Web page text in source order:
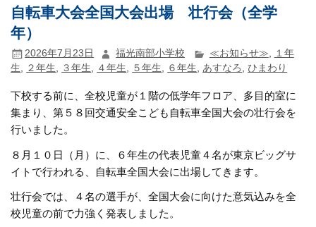
自転車大会全国大会出場 壮行会（全学
年）
2026年7月23日 福光南部小学校 ≪お知らせ≫, １年
生
２年生 ３年生 ４年生 ５年生 ６年生 あすなろ ,ひまわり
下校する前に、全校児童が１階の低学年フロア、多目的室に
集まり、第５８回交通安全こども自転車全国大会の壮行会を
行いました。
８月１０日（月）に、６年生の代表児童４名が東京ビッグサ
イトで行われる、自転車全国大会に出場してきます。
壮行会では、４名の選手が、全国大会に向けた意気込みを全
校児童の前で力強く発表しました。